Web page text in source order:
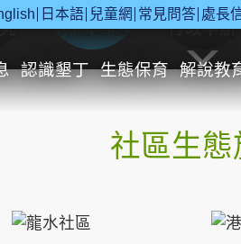
日本語 兒童網 常見問答 處長
認識墾丁 生態保育 解說教
休閒遊憩 行政申辦
社區生態